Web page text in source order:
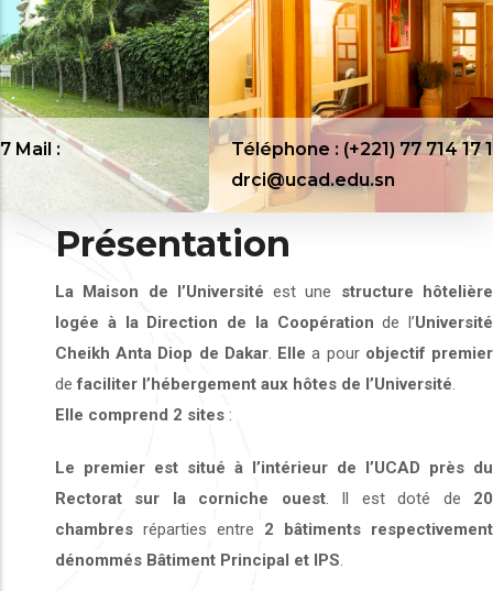
Téléphone : (+221) 77 714 17 17 Mail :
drci@ucad.edu.sn
Présentation
La Maison de l’Université est une structure hôtelière
logée à la Direction de la Coopération de l’Université
Cheikh Anta Diop de Dakar. Elle a pour objectif premier
defaciliter l’hébergement aux hôtes de l’Université.
Elle comprend 2 sites :
Le premier est situé à l’intérieur de l’UCAD près du
Rectorat sur la corniche ouest. Il est doté de 20
chambres réparties entre 2 bâtiments respectivement
dénommés Bâtiment Principal et IPS.